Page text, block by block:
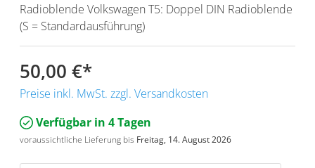
Radioblende Volkswagen T5: Doppel DIN Radioblende
(S = Standardausführung)
50,00 €*
Preise inkl. MwSt. zzgl. Versandkosten
Verfügbar in 4 Tagen
voraussichtliche Lieferung bis Freitag, 14. August 2026